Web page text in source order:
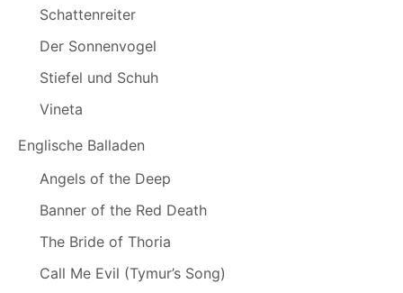
Schattenreiter
Der Sonnenvogel
Stiefel und Schuh
Vineta
Englische Balladen
Angels of the Deep
Banner of the Red Death
The Bride of Thoria
Call Me Evil (Tymur’s Song)